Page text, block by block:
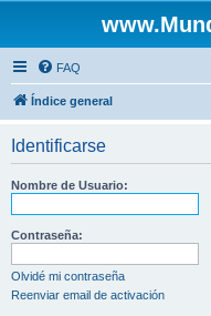
FAQ
Índice general
Identificarse
Nombre de Usuario:
Contraseña:
Olvidé mi contraseña
Reenviar email de activación